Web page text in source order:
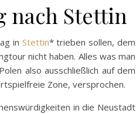
nach Stettin
in Stettin* trieben sollen, dem
nicht haben. Alles was man
also ausschließlich auf dem
Zone, versprochen.
in die Neustadt